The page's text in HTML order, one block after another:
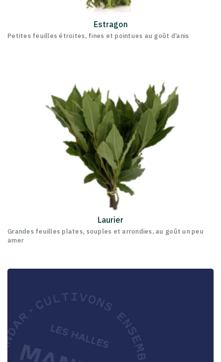
Estragon
Petites feuilles étroites, fines et pointues au goût d’anis
Laurier
Grandes feuilles plates, souples et arrondies, au goût un peu
amer